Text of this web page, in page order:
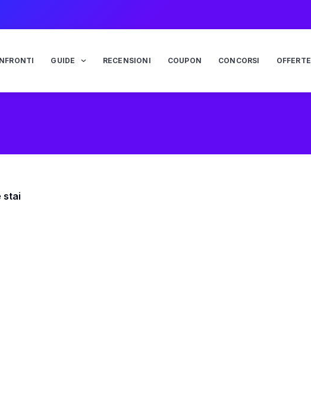
GUIDE RECENSIONI COUPON CONCORSI OFFERTE
stai